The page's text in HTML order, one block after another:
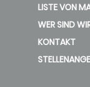
2,8P
LISTE VON
WER SIND
KONTAKT